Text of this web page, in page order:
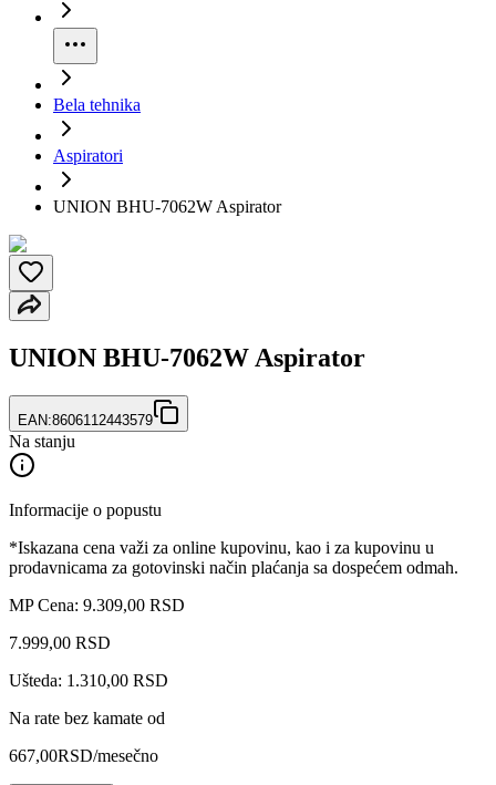
Bela tehnika
Aspiratori
UNION BHU-7062W Aspirator
UNION BHU-7062W Aspirator
EAN:8606112443579
Na stanju
Informacije o popustu
*Iskazana cena važi za online kupovinu, kao i za kupovinu u
prodavnicama za gotovinski način plaćanja sa dospećem odmah.
MP Cena: 9.309,00 RSD
7.999,00 RSD
Ušteda: 1.310,00 RSD
Na rate bez kamate od
667,00RSD/mesečno